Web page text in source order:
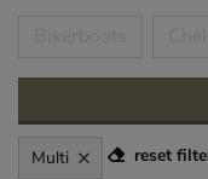
Multi reset